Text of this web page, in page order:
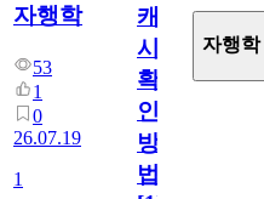
자행학
53
1
0
26.07.19
1
캐
시
확
인
방
법
자행학